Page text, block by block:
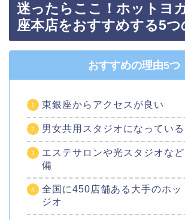
迷ったらここ！ホットヨ
座本店をおすすめする5つ
おすすめの理由5つ
東銀座からアクセスが良い
男女共用スタジオになっている
エステサロンや光スタジオな
備
全国に450店舗ある大手のホッ
ジオ